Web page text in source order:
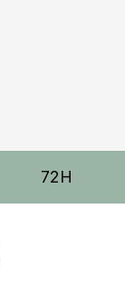
72H